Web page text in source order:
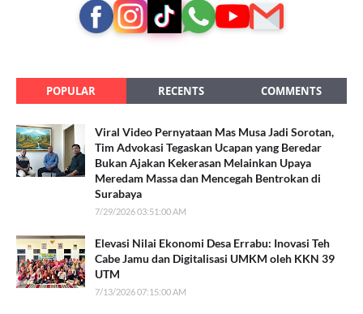
POPULAR RECENTS COMMENTS
Viral Video Pernyataan Mas Musa Jadi Sorotan,
Tim Advokasi Tegaskan Ucapan yang Beredar
Bukan Ajakan Kekerasan Melainkan Upaya
Meredam Massa dan Mencegah Bentrokan di
Surabaya
7/29/2026 03:51:00 AM
Elevasi Nilai Ekonomi Desa Errabu: Inovasi Teh
Cabe Jamu dan Digitalisasi UMKM oleh KKN 39
UTM
7/13/2026 07:15:00 AM